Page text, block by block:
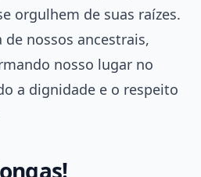
orgulhem de suas raízes.
nossos ancestrais,
nosso lugar no
a dignidade e o respeito